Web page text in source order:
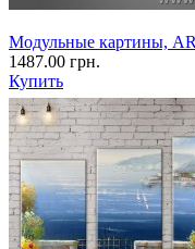
Модульные картины,
1487.00 грн.
Купить